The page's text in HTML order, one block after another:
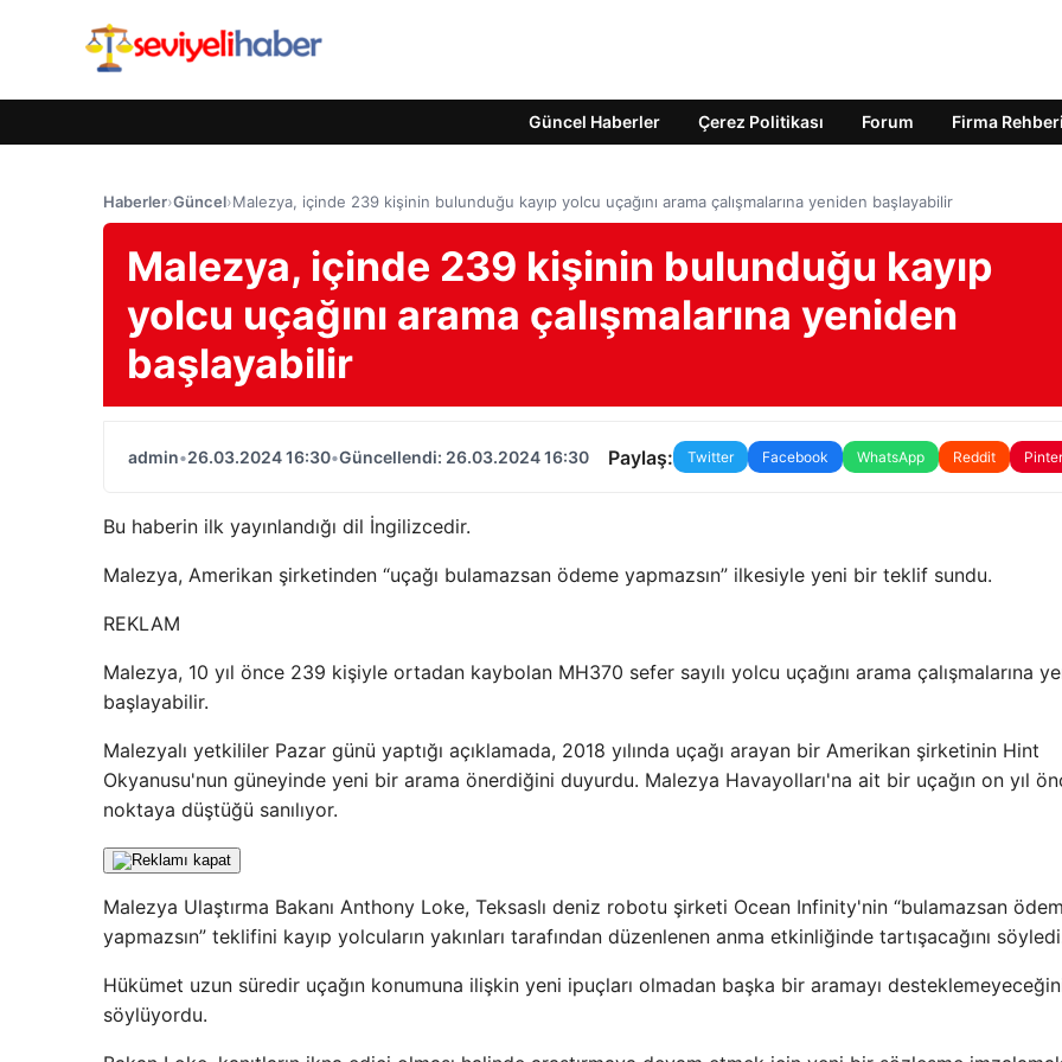
Güncel Haberler Çerez Politikası Forum Firma Rehberi
Haberler›Güncel›Malezya, içinde 239 kişinin bulunduğu kayıp yolcu uçağını arama çalışmalarına yeniden başlayabilir
Malezya, içinde 239 kişinin bulunduğu kayıp
yolcu uçağını arama çalışmalarına yeniden
başlayabilir
admin•26.03.2024 16:30•Güncellendi: 26.03.2024 16:30 Paylaş: Twitter Facebook WhatsApp Reddit
Bu haberin ilk yayınlandığı dil İngilizcedir.
Malezya, Amerikan şirketinden “uçağı bulamazsan ödeme yapmazsın” ilkesiyle yeni bir teklif sundu.
REKLAM
Malezya, 10 yıl önce 239 kişiyle ortadan kaybolan MH370 sefer sayılı yolcu uçağını arama çalışmalarına
başlayabilir.
Malezyalı yetkililer Pazar günü yaptığı açıklamada, 2018 yılında uçağı arayan bir Amerikan şirketinin Hint
Okyanusu'nun güneyinde yeni bir arama önerdiğini duyurdu. Malezya Havayolları'na ait bir uçağın on yıl
noktaya düştüğü sanılıyor.
Malezya Ulaştırma Bakanı Anthony Loke, Teksaslı deniz robotu şirketi Ocean Infinity'nin “bulamazsan
yapmazsın” teklifini kayıp yolcuların yakınları tarafından düzenlenen anma etkinliğinde tartışacağını
Hükümet uzun süredir uçağın konumuna ilişkin yeni ipuçları olmadan başka bir aramayı
söylüyordu.